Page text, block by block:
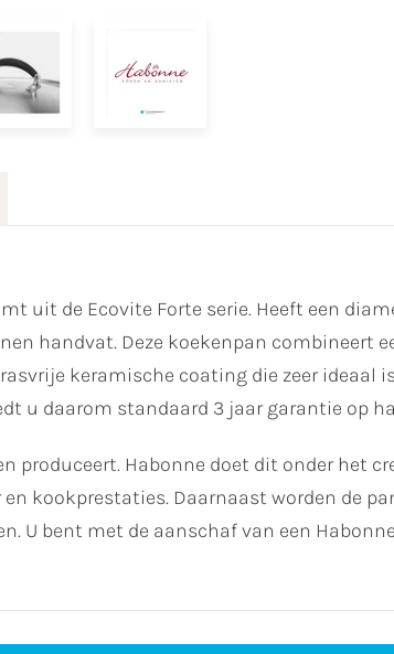
uit de Ecovite Forte serie. Heeft een
handvat. Deze koekenpan combineert
keramische coating die zeer
u daarom standaard 3 jaar garantie op
produceert. Habonne doet dit onder het
kookprestaties. Daarnaast worden de
U bent met de aanschaf van een